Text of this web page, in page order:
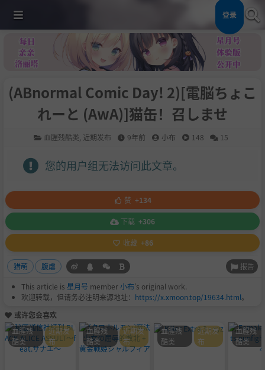
登录
(ABnormal Comic Day! 2)[電脳ちょこ
れーと (AwA)]猫缶！召しませ
血腥残酷类 近期发布 9年前 小布 148 15
您的用户组无法访问此文章。
赞 +134
下载 +306
收藏 +86
猎萌 腹虐 报告
This article is 星月号 member小布's original work.
欢迎转载，但请务必注明来源地址： https://x.xmoon.top/19634.html。
或许您会喜欢
血腥残
酷类
近期发
布
血腥残
酷类
近期发
布
血腥残
酷类
近期发
布
血腥残
酷类